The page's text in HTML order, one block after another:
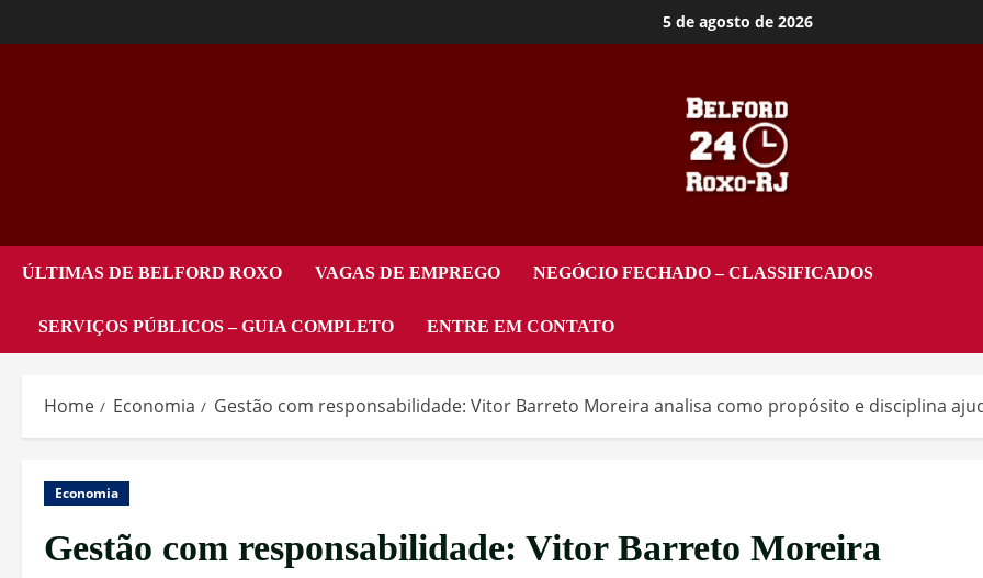
5 de agosto de 2026
ÚLTIMAS DE BELFORD ROXO VAGAS DE EMPREGO NEGÓCIO FECHADO – CLASSIFICADOS
SERVIÇOS PÚBLICOS – GUIA COMPLETO ENTRE EM CONTATO
Home Economia Gestão com responsabilidade: Vitor Barreto Moreira analisa como propósito e disciplina
Economia
Gestão com responsabilidade: Vitor Barreto Moreira